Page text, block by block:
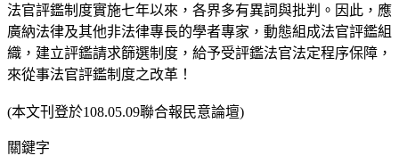
法官評鑑制度實施七年以來，各界多有異詞與批判。因此，應
廣納法律及其他非法律專長的學者專家，動態組成法官評鑑組
織，建立評鑑請求篩選制度，給予受評鑑法官法定程序保障，
來從事法官評鑑制度之改革！
(本文刊登於108.05.09聯合報民意論壇)
關鍵字